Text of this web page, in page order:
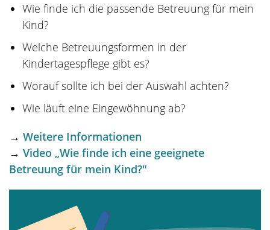
Wie finde ich die passende Betreuung für mein
Kind?
Welche Betreuungsformen in der
Kindertagespflege gibt es?
Worauf sollte ich bei der Auswahl achten?
Wie läuft eine Eingewöhnung ab?
→ Weitere Informationen
→ Video „Wie finde ich eine geeignete
Betreuung für mein Kind?"